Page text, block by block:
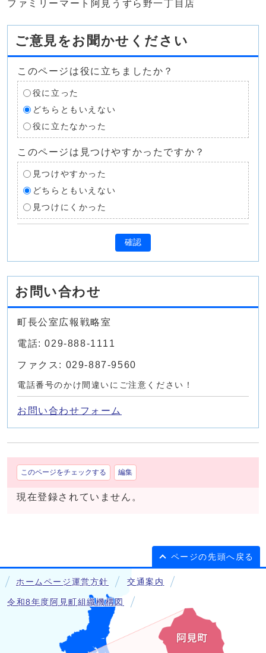
ファミリーマート阿見うずら野一丁目店
ご意見をお聞かせください
このページは役に立ちましたか？
役に立った
どちらともいえない
役に立たなかった
このページは見つけやすかったですか？
見つけやすかった
どちらともいえない
見つけにくかった
確認
お問い合わせ
町長公室広報戦略室
電話: 029-888-1111
ファクス: 029-887-9560
電話番号のかけ間違いにご注意ください！
お問い合わせフォーム
このページをチェックする 編集
現在登録されていません。
ページの先頭へ戻る
ホームページ運営方針 交通案内
令和8年度阿見町組織機構図